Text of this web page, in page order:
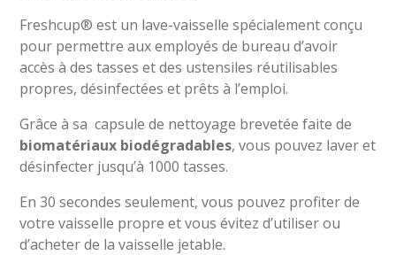
Freshcup® est un lave-vaisselle spécialement conçu
pour permettre aux employés de bureau d’avoir
accès à des tasses et des ustensiles réutilisables
propres, désinfectées et prêts à l’emploi.
Grâce à sa capsule de nettoyage brevetée faite de
biomatériaux biodégradables, vous pouvez laver et
désinfecter jusqu’à 1000 tasses.
En 30 secondes seulement, vous pouvez profiter de
votre vaisselle propre et vous évitez d’utiliser ou
d’acheter de la vaisselle jetable.